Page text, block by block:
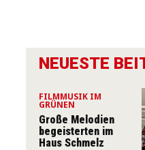
NEUESTE
FILMMUSIK IM
GRÜNEN
Große Melodien
begeisterten im
Haus Schmelz